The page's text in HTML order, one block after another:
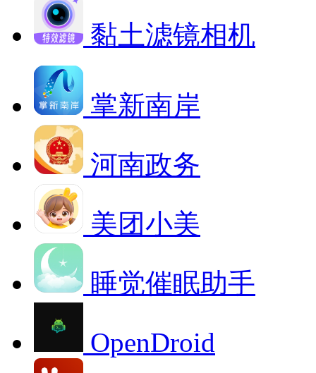
黏土滤镜相机
掌新南岸
河南政务
美团小美
睡觉催眠助手
OpenDroid